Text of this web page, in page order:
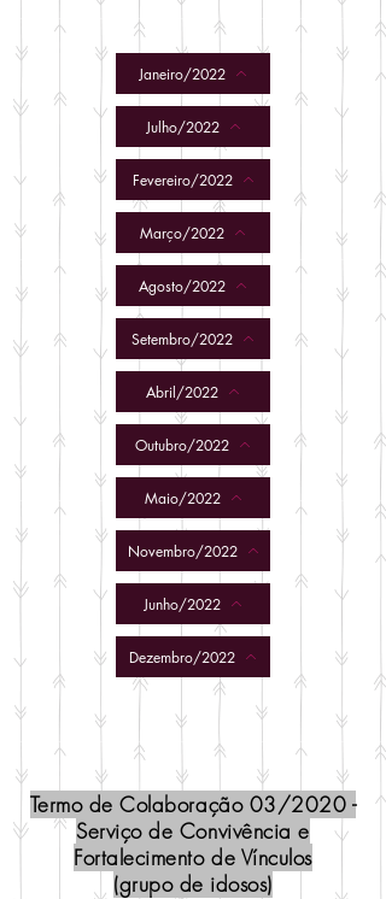
Janeiro/2022
Julho/2022
Fevereiro/2022
Março/2022
Agosto/2022
Setembro/2022
Abril/2022
Outubro/2022
Maio/2022
Novembro/2022
Junho/2022
Dezembro/2022
Termo de Colaboração 03/2020 -
Serviço de Convivência e
Fortalecimento de Vínculos
(grupo de idosos)